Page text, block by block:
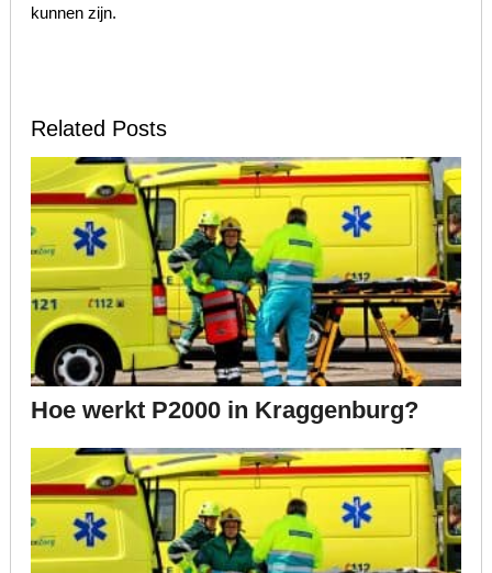
kunnen zijn.
Related Posts
Hoe werkt P2000 in Kraggenburg?